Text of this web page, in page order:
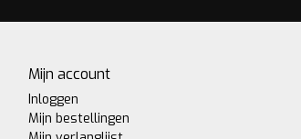
Mijn account
Inloggen
Mijn bestellingen